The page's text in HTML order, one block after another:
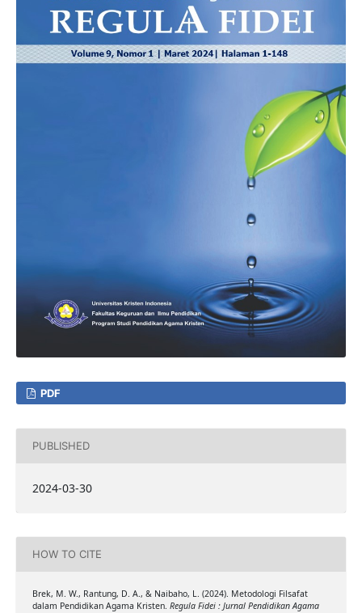
PDF
PUBLISHED
2024-03-30
HOW TO CITE
Brek, M. W., Rantung, D. A., & Naibaho, L. (2024). Metodologi Filsafat
dalam Pendidikan Agama Kristen. Regula Fidei : Jurnal Pendidikan Agama